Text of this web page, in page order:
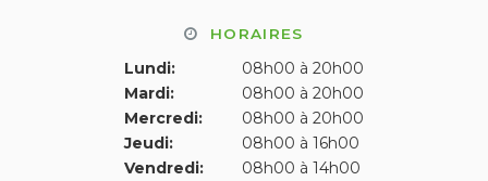
HORAIRES
Lundi:
08h00 à 20h00
Mardi:
08h00 à 20h00
Mercredi:
08h00 à 20h00
Jeudi:
08h00 à 16h00
Vendredi:
08h00 à 14h00